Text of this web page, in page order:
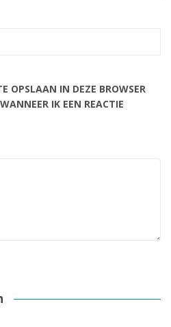
OPSLAAN IN DEZE BROWSER
IK EEN REACTIE